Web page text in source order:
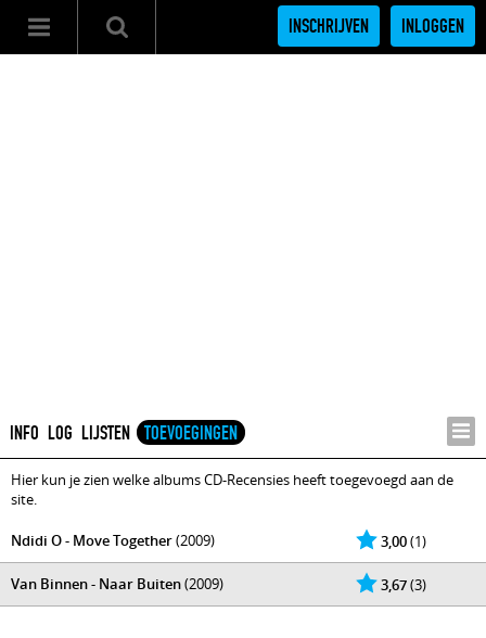
INSCHRIJVEN INLOGGEN
INFO LOG LIJSTEN TOEVOEGINGEN
Hier kun je zien welke albums CD-Recensies heeft toegevoegd aan de
site.
3,00(1)
Ndidi O - Move Together(2009)
3,67(3)
Van Binnen - Naar Buiten(2009)